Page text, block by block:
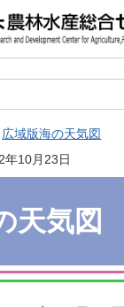
広域版海の天気図
年10月23日
天気図